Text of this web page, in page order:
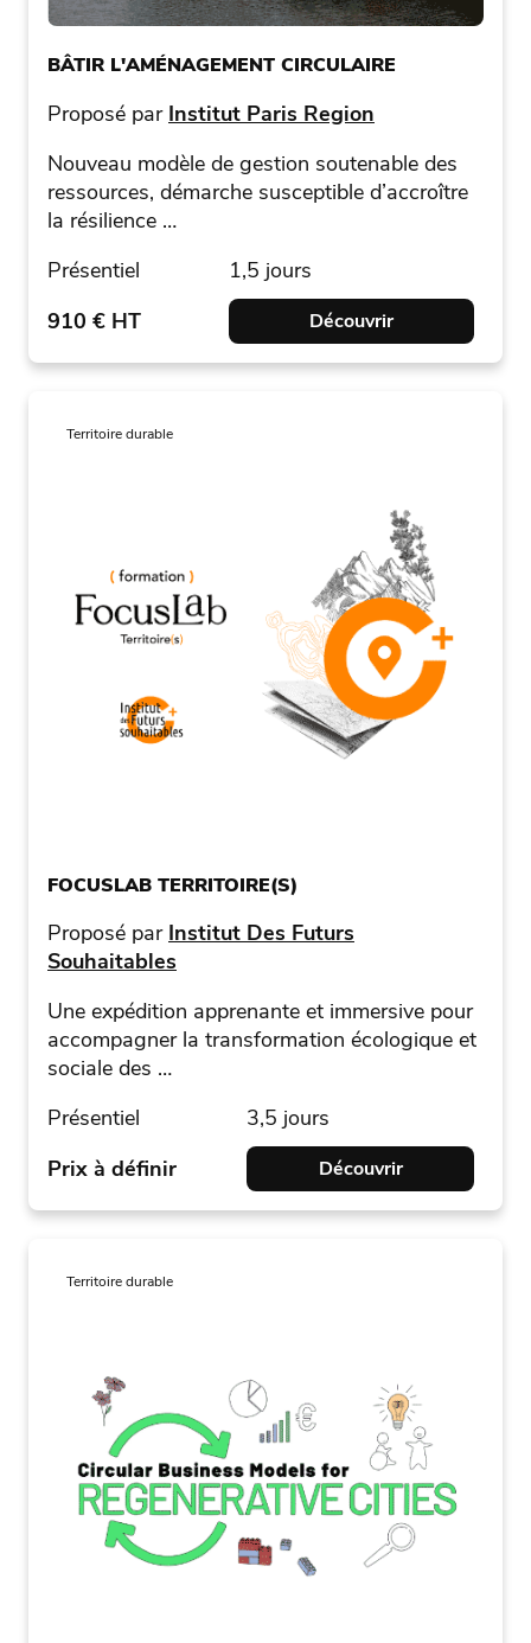
BÂTIR L'AMÉNAGEMENT CIRCULAIRE
Proposé par Institut Paris Region
Nouveau modèle de gestion soutenable des
ressources, démarche susceptible d’accroître
la résilience …
Présentiel
1,5 jours
910 € HT
Découvrir
Territoire durable
FOCUSLAB TERRITOIRE(S)
Proposé par Institut Des Futurs
Souhaitables
Une expédition apprenante et immersive pour
accompagner la transformation écologique et
sociale des …
Présentiel
3,5 jours
Prix à définir
Découvrir
Territoire durable